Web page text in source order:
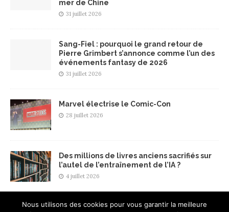
mer de Chine
31 juillet 2026
Sang-Fiel : pourquoi le grand retour de
Pierre Grimbert s’annonce comme l’un des
événements fantasy de 2026
31 juillet 2026
Marvel électrise le Comic-Con
28 juillet 2026
Des millions de livres anciens sacrifiés sur
l’autel de l’entraînement de l’IA ?
4 juillet 2026
Nous utilisons des cookies pour vous garantir la meilleure